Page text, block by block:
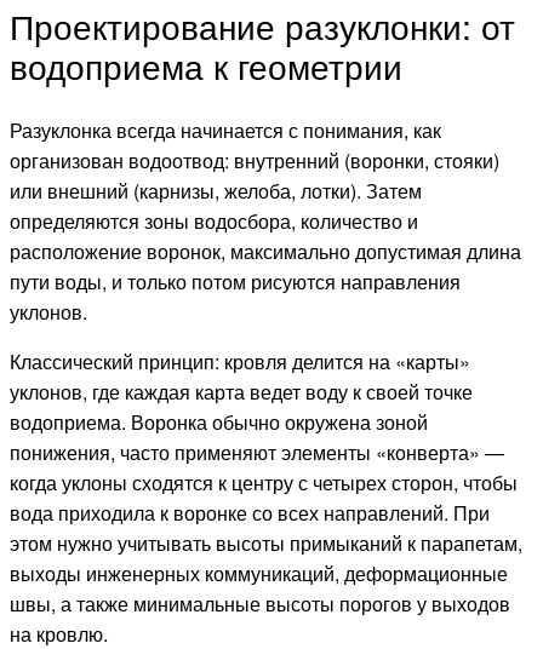
Проектирование разуклонки: от
водоприема к геометрии
Разуклонка всегда начинается с понимания, как
организован водоотвод: внутренний (воронки, стояки)
или внешний (карнизы, желоба, лотки). Затем
определяются зоны водосбора, количество и
расположение воронок, максимально допустимая длина
пути воды, и только потом рисуются направления
уклонов.
Классический принцип: кровля делится на «карты»
уклонов, где каждая карта ведет воду к своей точке
водоприема. Воронка обычно окружена зоной
понижения, часто применяют элементы «конверта» —
когда уклоны сходятся к центру с четырех сторон, чтобы
вода приходила к воронке со всех направлений. При
этом нужно учитывать высоты примыканий к парапетам,
выходы инженерных коммуникаций, деформационные
швы, а также минимальные высоты порогов у выходов
на кровлю.